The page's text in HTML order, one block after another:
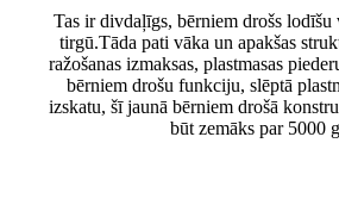
Tas ir divdaļīgs, bērniem drošs lodīšu
tirgū.Tāda pati vāka un apakšas
ražošanas izmaksas, plastmasas
bērniem drošu funkciju, slēptā
izskatu, šī jaunā bērniem drošā
būt zemāks par 5000